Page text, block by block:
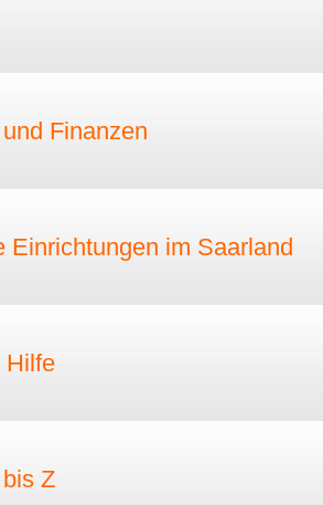
Finanzen
Einrichtungen im Saarland
Hilfe
Z